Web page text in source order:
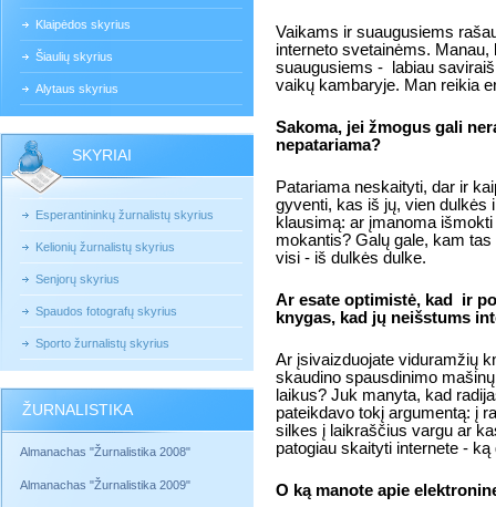
Klaipėdos skyrius
Šiaulių skyrius
Alytaus skyrius
SKYRIAI
Esperantininkų žurnalistų skyrius
Kelionių žurnalistų skyrius
Senjorų skyrius
Spaudos fotografų skyrius
Sporto žurnalistų skyrius
ŽURNALISTIKA
Almanachas "Žurnalistika 2008"
Almanachas "Žurnalistika 2009"
Vaikams ir suaugusiems
interneto svetainėms.
suaugusiems -
labiau
vaikų kambaryje. Man reikia
Sakoma, jei žmogus gali
nepatariama?
Patariama neskaityti, dar ir
gyventi, kas iš jų, vien dulkės
klausimą: ar įmanoma
mokantis? Galų gale, kam
visi - iš dulkės dulke.
Ar esate optimistė, kad
ir
knygas, kad jų neišstums
Ar įsivaizduojate viduramžių
skaudino spausdinimo
laikus? Juk manyta, kad
pateikdavo tokį argumentą: į
silkes į laikraščius vargu ar
patogiau skaityti internete -
O ką manote apie